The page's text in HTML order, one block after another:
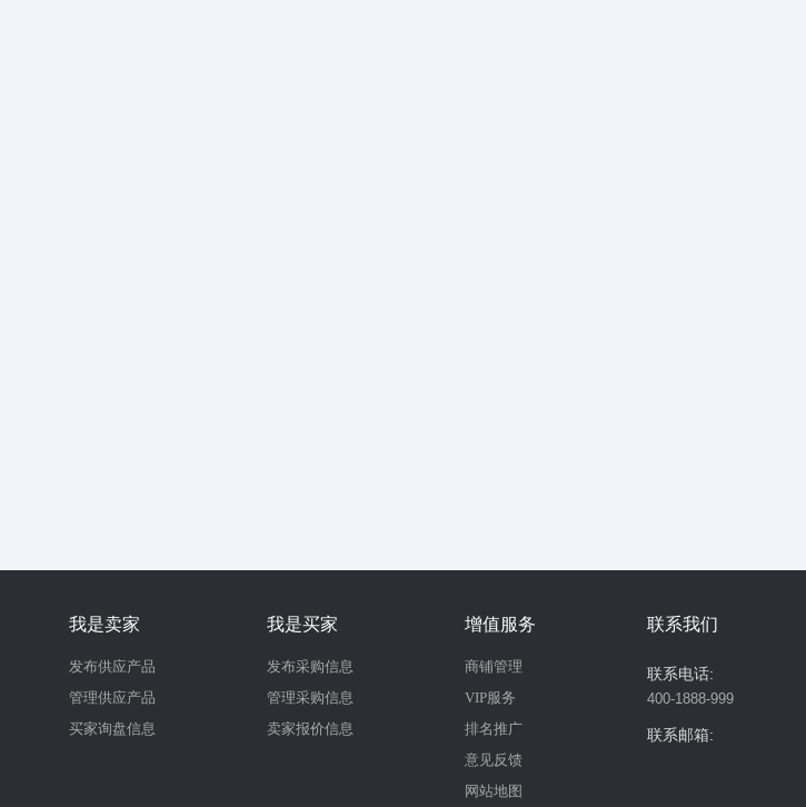
我是卖家
发布供应产品
管理供应产品
买家询盘信息
我是买家
发布采购信息
管理采购信息
卖家报价信息
增值服务
商铺管理
VIP服务
排名推广
意见反馈
网站地图
联系我们
联系电话:
400-1888-999
联系邮箱: